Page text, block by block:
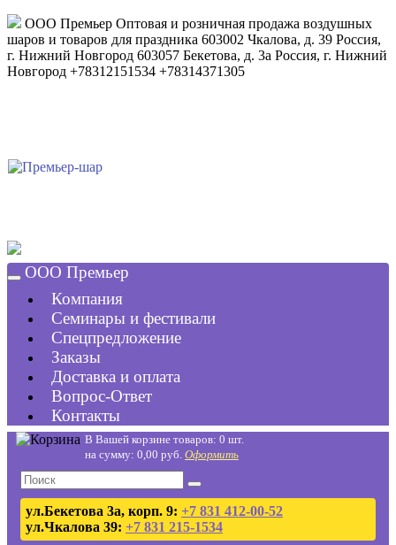
ООО Премьер Оптовая и розничная продажа воздушных
шаров и товаров для праздника 603002 Чкалова, д. 39 Россия,
г. Нижний Новгород 603057 Бекетова, д. 3а Россия, г. Нижний
Новгород +78312151534 +78314371305
ООО Премьер
Компания
Семинары и фестивали
Спецпредложение
Заказы
Доставка и оплата
Вопрос-Ответ
Контакты
В Вашей корзине товаров: 0 шт.
на сумму: 0,00 руб. Оформить
ул.Бекетова 3а, корп. 9: +7 831 412-00-52
ул.Чкалова 39: +7 831 215-1534